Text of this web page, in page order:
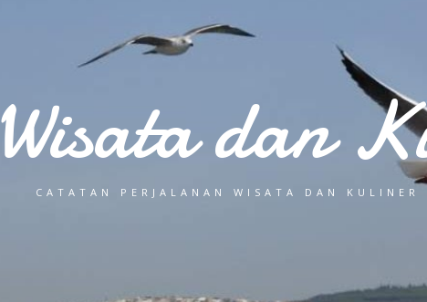
Wisata dan
CATATAN PERJALANAN WISATA DAN KULINER